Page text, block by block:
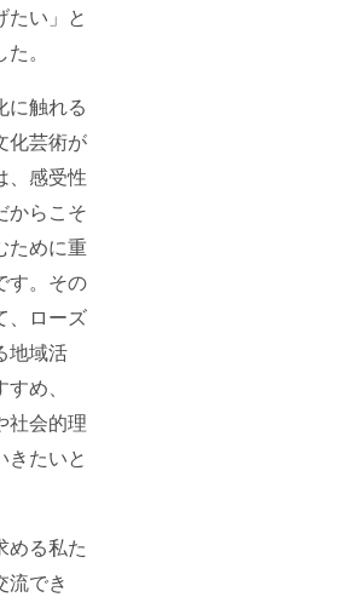
たい」と
。
に触れる
化芸術が
、感受性
からこそ
ために重
す。その
、ローズ
地域活
め、
社会的理
きたいと
める私た
流でき